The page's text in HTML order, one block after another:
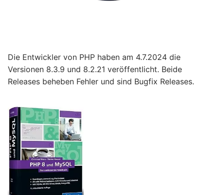
Die Entwickler von PHP haben am 4.7.2024 die
Versionen 8.3.9 und 8.2.21 veröffentlicht. Beide
Releases beheben Fehler und sind Bugfix Releases.